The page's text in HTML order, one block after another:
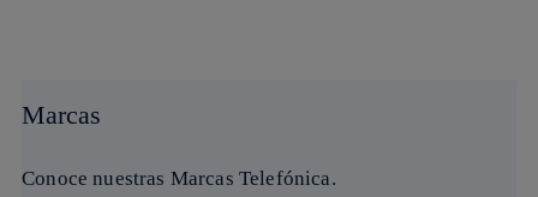
Marcas
Conoce nuestras Marcas Telefónica.